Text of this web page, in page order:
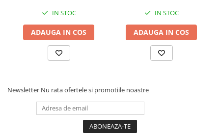
Suplimente pentru imunitate
Antioxidanti
Promo Ianuarie-Septembrie
IN STOC
ADAUGA IN COS
IN STOC
ADAUGA IN COS
Newsletter Nu rata ofertele si promotiile noastre